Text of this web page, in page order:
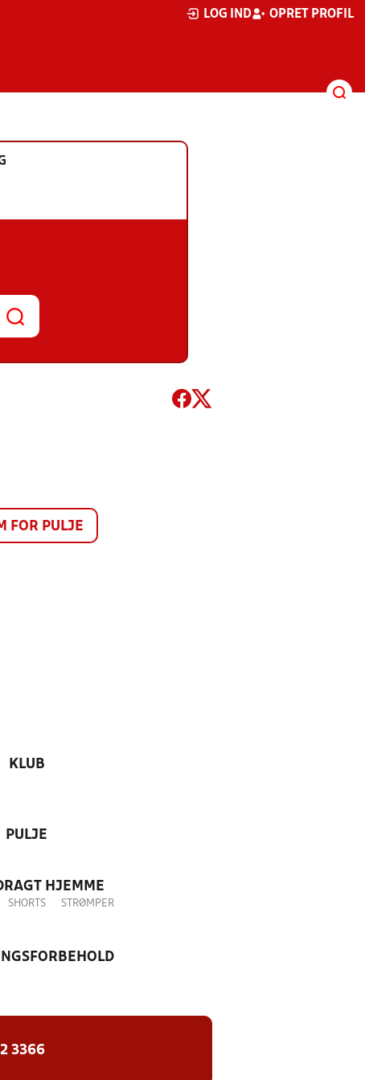
LOG IND OPRET PROFIL
FOR PULJE
KLUB
PULJE
HJEMME
SHORTS STRØMPER
3366